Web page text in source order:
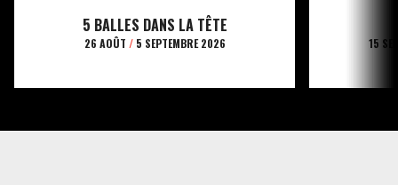
5 BALLES DANS LA TÊTE
26 AOÛT /5 SEPTEMBRE 2026 15